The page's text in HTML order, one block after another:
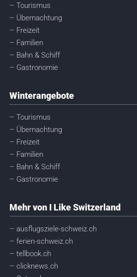
– Tourismus
– Übernachtung
– Freizeit
– Familien
– Bahn & Schiff
– Gastronomie
Winterangebote
– Tourismus
– Übernachtung
– Freizeit
– Familien
– Bahn & Schiff
– Gastronomie
Mehr von I Like Switzerland
– ausflugsziele-schweiz.ch
– ferien-schweiz.ch
– tellbook.ch
– clicknews.ch